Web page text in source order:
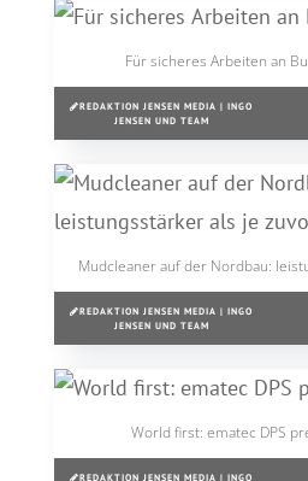
Für sicheres Arbeiten an
REDAKTION JENSEN MEDIA | INGO
JENSEN UND TEAM
Mudcleaner auf der Nordbau:
REDAKTION JENSEN MEDIA | INGO
JENSEN UND TEAM
World first: ematec DPS
REDAKTION JENSEN MEDIA | INGO